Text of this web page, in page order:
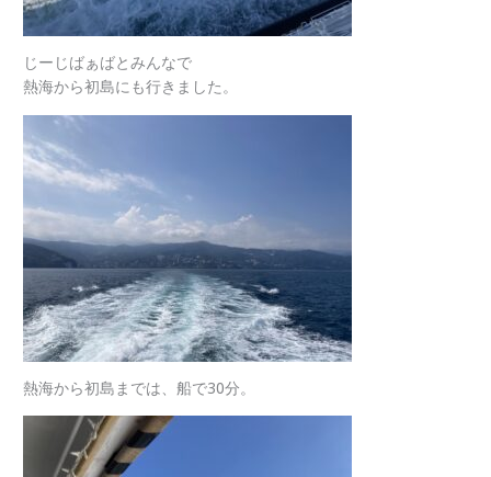
じーじばぁばとみんなで
熱海から初島にも行きました。
熱海から初島までは、船で30分。